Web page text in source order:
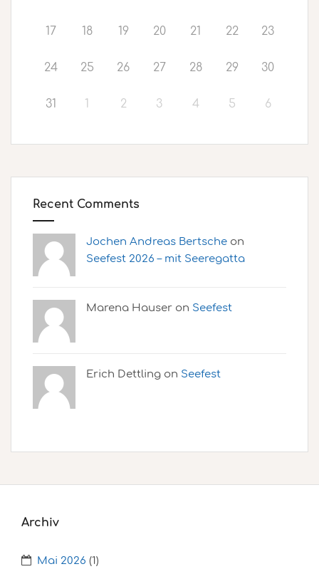
17 18 19 20 21 22 23
24 25 26 27 28 29 30
31 1 2 3 4 5 6
Recent Comments
Jochen Andreas Bertsche on
Seefest 2026 – mit Seeregatta
Marena Hauser on Seefest
Erich Dettling on Seefest
Archiv
Mai 2026 (1)